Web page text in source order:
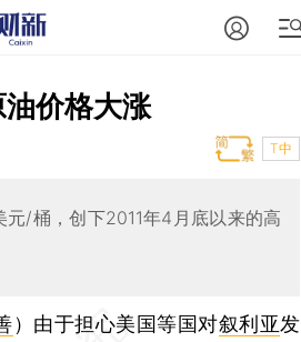
价格大涨
T中
元/桶，创下2011年4月底以来的高
） 由于担心美国等国对叙利亚发